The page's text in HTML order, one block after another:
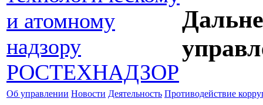
Об управлении Новости Деятельность Противодействие